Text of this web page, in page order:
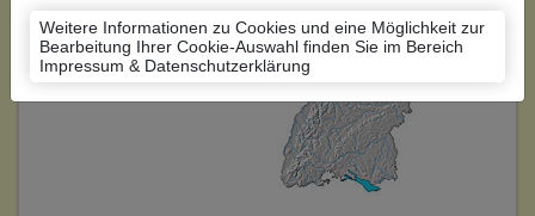
Weitere Informationen zu Cookies und eine Möglichkeit zur
Bearbeitung Ihrer Cookie-Auswahl finden Sie im Bereich
Impressum & Datenschutzerklärung
Lage des Wohnplatzes: